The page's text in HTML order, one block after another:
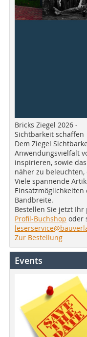
Bricks Ziegel 2026 -
Sichtbarkeit schaffen
Dem Ziegel
Anwendungsvielfalt
inspirieren, sowie
näher zu
Viele spannende
Bandbreite.
Bestellen Sie jetzt
Profil-Buchshop oder
Zur Bestellung
Events